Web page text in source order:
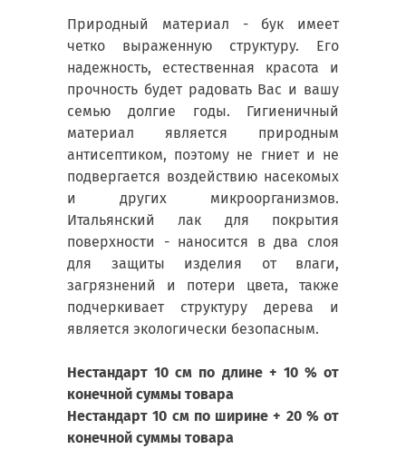
Природный материал - бук имеет
четко выраженную структуру. Его
надежность, естественная красота и
прочность будет радовать Вас и вашу
семью долгие годы. Гигиеничный
материал является природным
антисептиком, поэтому не гниет и не
подвергается воздействию насекомых
и других микроорганизмов.
Итальянский лак для покрытия
поверхности - наносится в два слоя
для защиты изделия от влаги,
загрязнений и потери цвета, также
подчеркивает структуру дерева и
является экологически безопасным.
Нестандарт 10 см по длине + 10 % от
конечной суммы товара
Нестандарт 10 см по ширине + 20 % от
конечной суммы товара